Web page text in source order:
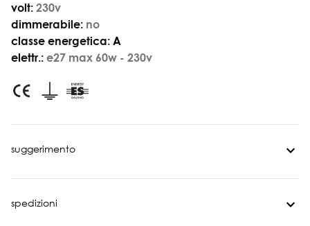
volt: 230v
dimmerabile: no
classe energetica: A
elettr.: e27 max 60w - 230v
suggerimento
spedizioni